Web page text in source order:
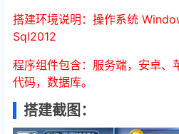
搭建环境说明：操作系统
Sql2012
程序组件包含：服务端，安卓、
代码，数据库。
搭建截图：